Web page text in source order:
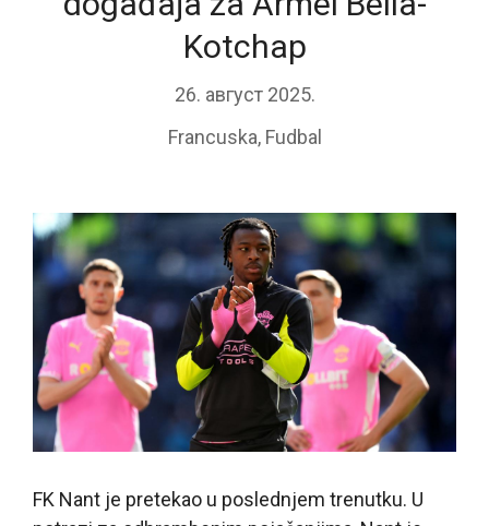
Kotchap
26. август 2025.
Francuska, Fudbal
FK Nant je pretekao u poslednjem trenutku. U